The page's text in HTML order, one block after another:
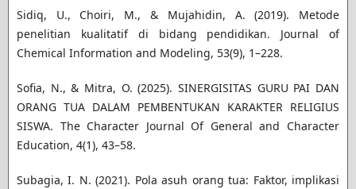
Sidiq, U., Choiri, M., & Mujahidin, A. (2019). Metode
penelitian kualitatif di bidang pendidikan. Journal of
Chemical Information and Modeling, 53(9), 1–228.
Sofia, N., & Mitra, O. (2025). SINERGISITAS GURU PAI DAN
ORANG TUA DALAM PEMBENTUKAN KARAKTER RELIGIUS
SISWA. The Character Journal Of General and Character
Education, 4(1), 43–58.
Subagia, I. N. (2021). Pola asuh orang tua: Faktor, implikasi